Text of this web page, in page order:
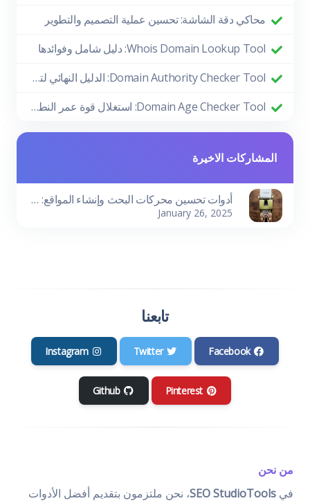
محاكي دقة الشاشة: تحسين عملية التصميم والتطوير
Whois Domain Lookup Tool: دليل شامل وفوائدها
Domain Authority Checker Tool: الدليل النهائي لتعزيز أداء موقعك في تحسين محركات البحث
Domain Age Checker Tool: استغلال قوة عمر النطاق لتحقيق نجاح SEO
المشاركات الاخيرة
أدوات تحسين محركات البحث وإنشاء المواقع: دليلك لتحقيق النجاح الرقمي
January 26, 2025
تابعنا
Facebook
Twitter
Instagram
Pinterest
Github
من نحن
في SEO StudioTools، نحن ملتزمون بتقديم أفضل الأدوات